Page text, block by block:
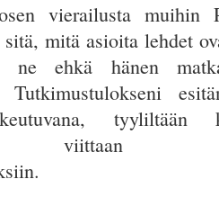
vierailusta muihin
mitä asioita lehdet
ne ehkä hänen
Tutkimustulokseni
tyyliltään
viittaan